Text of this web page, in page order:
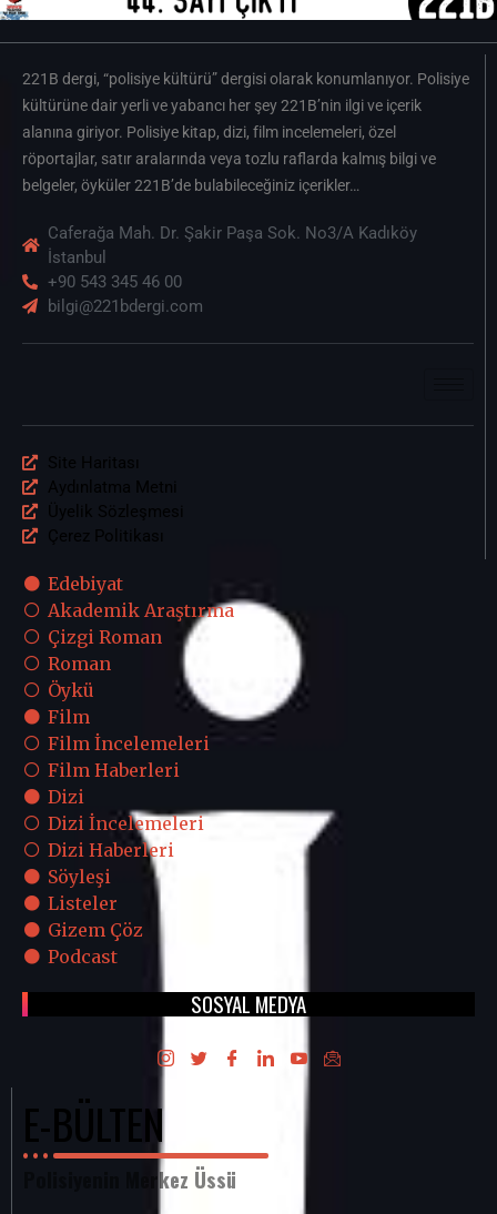
221B dergi, “polisiye kültürü” dergisi olarak konumlanıyor. Polisiye
kültürüne dair yerli ve yabancı her şey 221B’nin ilgi ve içerik
alanına giriyor. Polisiye kitap, dizi, film incelemeleri, özel
röportajlar, satır aralarında veya tozlu raflarda kalmış bilgi ve
belgeler, öyküler 221B’de bulabileceğiniz içerikler…
Caferağa Mah. Dr. Şakir Paşa Sok. No3/A Kadıköy
İstanbul
+90 543 345 46 00
bilgi@221bdergi.com
Site Haritası
Aydınlatma Metni
Üyelik Sözleşmesi
Çerez Politikası
Edebiyat
Akademik Araştırma
Çizgi Roman
Roman
Öykü
Film
Film İncelemeleri
Film Haberleri
Dizi
Dizi İncelemeleri
Dizi Haberleri
Söyleşi
Listeler
Gizem Çöz
Podcast
SOSYAL MEDYA
E-BÜLTEN
Polisiyenin Merkez Üssü